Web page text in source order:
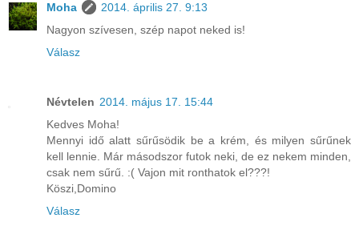
Moha
2014. április 27. 9:13
Nagyon szívesen, szép napot neked is!
Válasz
Névtelen 2014. május 17. 15:44
Kedves Moha!
Mennyi idő alatt sűrűsödik be a krém, és milyen sűrűnek
kell lennie. Már másodszor futok neki, de ez nekem minden,
csak nem sűrű. :( Vajon mit ronthatok el???!
Köszi,Domino
Válasz